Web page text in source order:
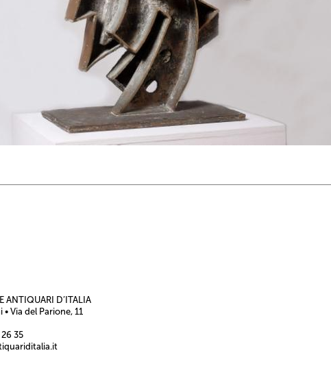
ANTIQUARI D’ITALIA
• Via del Parione, 11
35